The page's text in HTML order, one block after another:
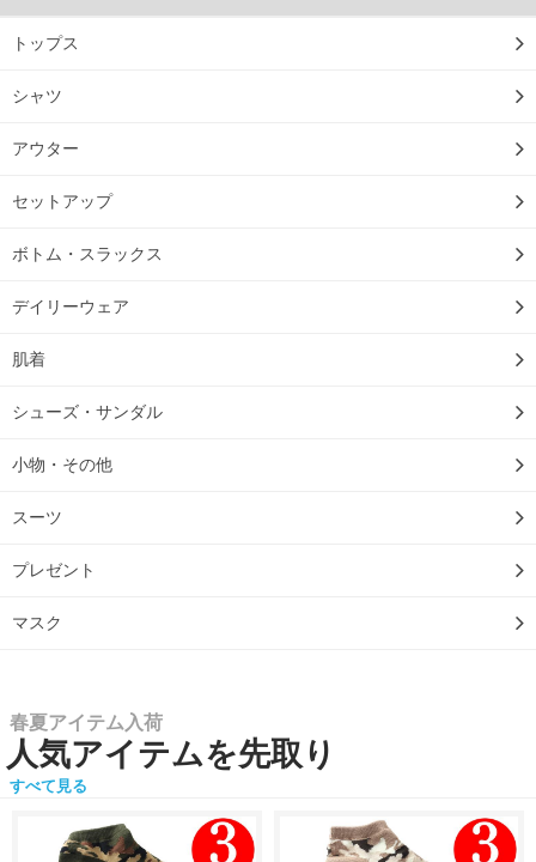
トップス
シャツ
アウター
セットアップ
ボトム・スラックス
デイリーウェア
肌着
シューズ・サンダル
小物・その他
スーツ
プレゼント
マスク
春夏アイテム入荷
人気アイテムを先取り
すべて見る